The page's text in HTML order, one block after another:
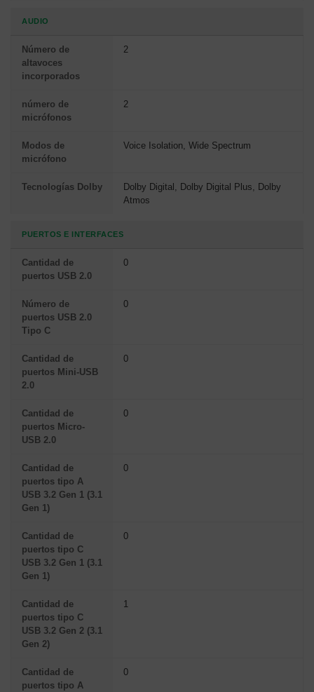
AUDIO
Número de
altavoces
incorporados
2
número de
micrófonos
2
Modos de
micrófono
Voice Isolation, Wide Spectrum
Tecnologías Dolby
Dolby Digital, Dolby Digital Plus, Dolby
Atmos
PUERTOS E INTERFACES
Cantidad de
puertos USB 2.0
0
Número de
puertos USB 2.0
Tipo C
0
Cantidad de
puertos Mini-USB
2.0
0
Cantidad de
puertos Micro-
USB 2.0
0
Cantidad de
puertos tipo A
USB 3.2 Gen 1 (3.1
Gen 1)
0
Cantidad de
puertos tipo C
USB 3.2 Gen 1 (3.1
Gen 1)
0
Cantidad de
puertos tipo C
USB 3.2 Gen 2 (3.1
Gen 2)
1
Cantidad de
puertos tipo A
0